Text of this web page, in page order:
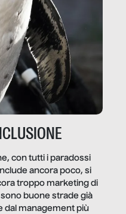
con tutti i paradossi
ancora poco, si
troppo marketing di
buone strade già
dal management più